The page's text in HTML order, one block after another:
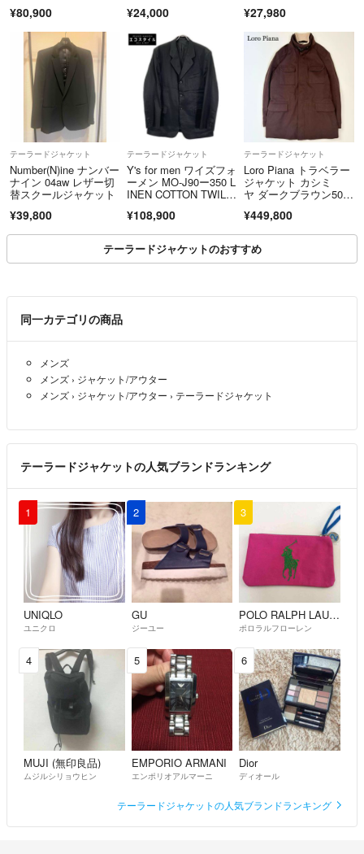
¥80,900 ¥24,000 ¥27,980
テーラードジャケット
Number(N)ine ナンバー
ナイン 04aw レザー切
替スクールジャケット
¥39,800
テーラードジャケット
Y's for men ワイズフォ
ーメン MO-J90ー350 L
INEN COTTON TWIL
¥108,900
テーラードジャケット
Loro Piana トラベラー
ジャケット カシミ
ヤ ダークブラウン50 X
¥449,800
テーラードジャケットのおすすめ
同一カテゴリの商品
メンズ
メンズ › ジャケット/アウター
メンズ › ジャケット/アウター › テーラードジャケット
テーラードジャケットの人気ブランドランキング
1
UNIQLO
ユニクロ
2
GU
ジーユー
3
POLO RALPH LAUREN
ポロラルフローレン
4
MUJI (無印良品)
ムジルシリョウヒン
5
EMPORIO ARMANI
エンポリオアルマーニ
6
Dior
ディオール
テーラードジャケットの人気ブランドランキング